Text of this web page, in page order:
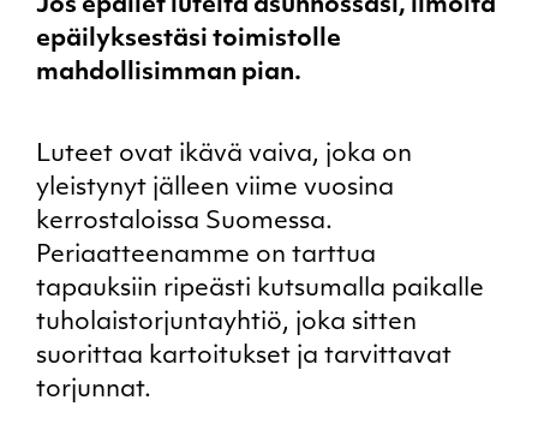
Jos epäilet luteita asunnossasi, ilmoita
epäilyksestäsi toimistolle
mahdollisimman pian.
Luteet ovat ikävä vaiva, joka on
yleistynyt jälleen viime vuosina
kerrostaloissa Suomessa.
Periaatteenamme on tarttua
tapauksiin ripeästi kutsumalla paikalle
tuholaistorjuntayhtiö, joka sitten
suorittaa kartoitukset ja tarvittavat
torjunnat.